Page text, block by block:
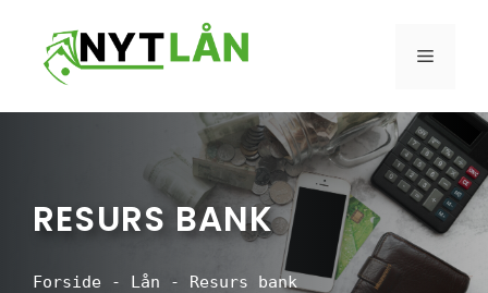
indhold
MENU
RESURS BANK
Forside - Lån - Resurs bank